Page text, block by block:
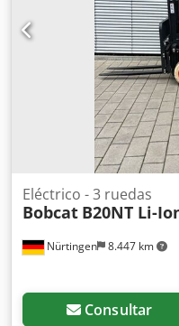
litio. Dcodpfx Aboy Hau Is
Nürtingen 8.447 km
Eléctrico - 3 ruedas
Bobcat B20NT Li-
Consultar